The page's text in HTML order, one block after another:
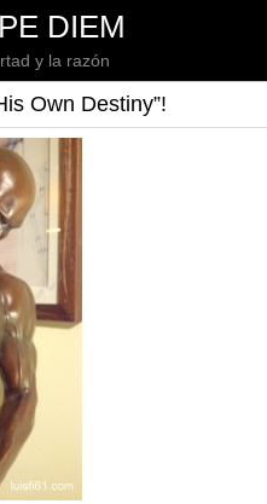
DIEM
y la razón
Own Destiny”!